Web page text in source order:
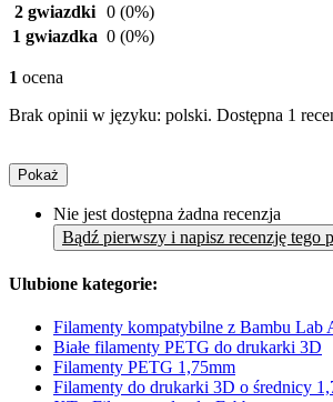
2 gwiazdki 0 (0%)
1 gwiazdka 0 (0%)
1 ocena
Brak opinii w języku: polski. Dostępna 1
Pokaż
Nie jest dostępna żadna recenzja
Bądź pierwszy i napisz recenzję tego
Ulubione kategorie:
Filamenty kompatybilne z Bambu Lab
Białe filamenty PETG do drukarki 3D
Filamenty PETG 1,75mm
Filamenty do drukarki 3D o średnicy